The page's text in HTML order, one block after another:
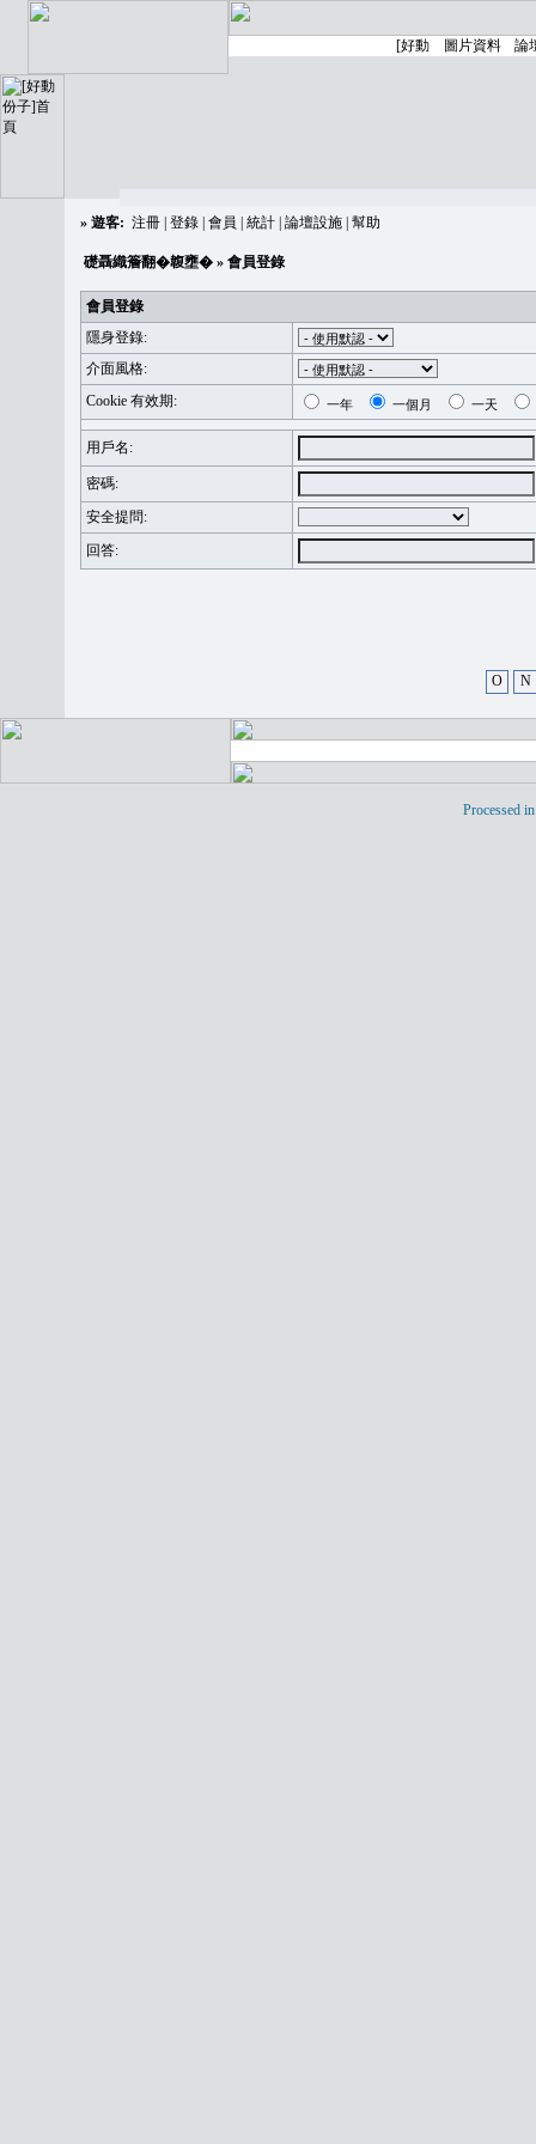
» 遊客: 注冊 登錄 會員 統計 論壇設施 幫助
礎聶織簷翻�䪖壅� » 會員登錄
會員登錄
隱身登錄:
介面風格:
Cookie 有效期:
一年 一個月 一天
用戶名:
密碼:
安全提問:
回答:
O N
Processed